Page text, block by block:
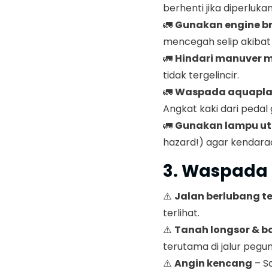
berhenti jika
🚛 Gunakan engine
mencegah selip
🚛 Hindari manuver
tidak tergelincir.
🚛Waspada
Angkat kaki dari
🚛 Gunakan lampu
hazard!) agar
3.
⚠️ Jalan berlubang
terlihat.
⚠️ Tanah longsor &
terutama di jalur
⚠️ Angin kencang –